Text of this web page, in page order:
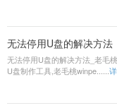
无法停用U盘的解决方法
无法停用U盘的解决方法_老毛
U盘制作工具,老毛桃winpe......